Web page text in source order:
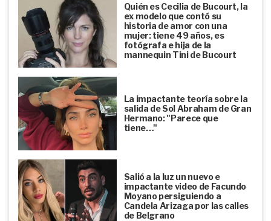
Quién es Cecilia de Bucourt, la
ex modelo que contó su
historia de amor con una
mujer: tiene 49 años, es
fotógrafa e hija de la
mannequin Tini de Bucourt
La impactante teoría sobre la
salida de Sol Abraham de Gran
Hermano: "Parece que
tiene…"
Salió a la luz un nuevo e
impactante video de Facundo
Moyano persiguiendo a
Candela Arizaga por las calles
de Belgrano